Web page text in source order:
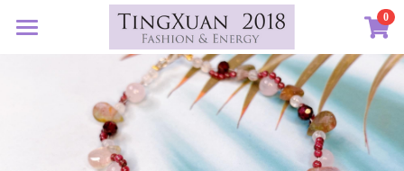
0
定製藝廊
許願首飾
系列設計
×
商品分類
所有商品分類
×
部落格分類
所有博客分類
生日紀念